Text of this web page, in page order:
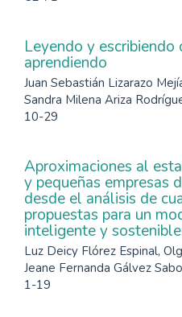
Leyendo y
aprendiendo
Juan Sebastián Lizarazo
Sandra Milena Ariza
10-29
Aproximaciones al
y pequeñas empresas
desde el análisis de
propuestas para un
inteligente y
Luz Deicy Flórez Espinal,
Jeane Fernanda Gálvez
1-19